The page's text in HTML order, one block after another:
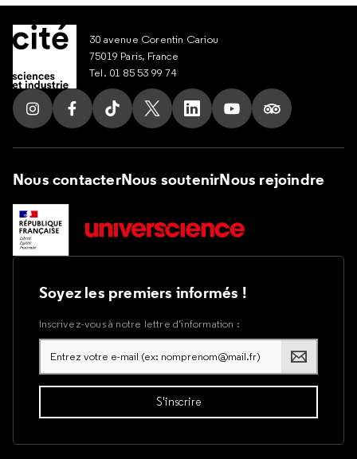
30 avenue Corentin Cariou
75019 Paris, France
Tel. 01 85 53 99 74
Suivez nous sur Instagram
Suivez nous sur Facebook
Suivez nous sur Tik Tok
Suivez nous sur X
Suivez nous sur LinkedIn
Suivez nous sur
Suivez nous
Nous contacterNous soutenirNous rejoindre
Soyez les premiers informés !
Inscrivez-vous à notre lettre d’information :